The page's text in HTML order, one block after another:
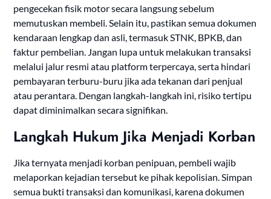
pengecekan fisik motor secara langsung sebelum
memutuskan membeli. Selain itu, pastikan semua dokumen
kendaraan lengkap dan asli, termasuk STNK, BPKB, dan
faktur pembelian. Jangan lupa untuk melakukan transaksi
melalui jalur resmi atau platform terpercaya, serta hindari
pembayaran terburu-buru jika ada tekanan dari penjual
atau perantara. Dengan langkah-langkah ini, risiko tertipu
dapat diminimalkan secara signifikan.
Langkah Hukum Jika Menjadi Korban
Jika ternyata menjadi korban penipuan, pembeli wajib
melaporkan kejadian tersebut ke pihak kepolisian. Simpan
semua bukti transaksi dan komunikasi, karena dokumen